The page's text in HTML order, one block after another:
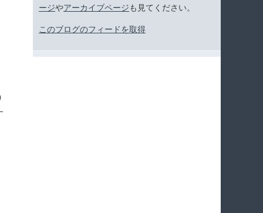
ージやアーカイブページ も見てください。
このブログのフィードを取得